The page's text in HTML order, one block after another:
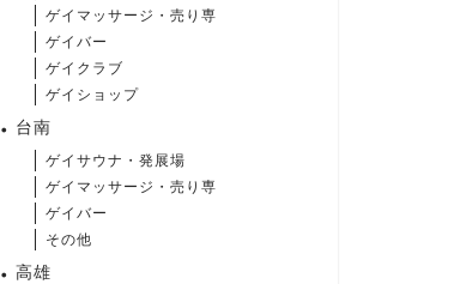
ゲイマッサージ・売り専
ゲイバー
ゲイクラブ
ゲイショップ
台南
ゲイサウナ・発展場
ゲイマッサージ・売り専
ゲイバー
その他
高雄